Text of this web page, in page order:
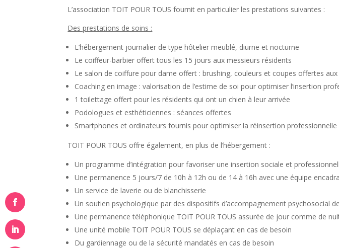
L’association TOIT POUR TOUS fournit en particulier les prestations suivantes :
Des prestations de soins :
L’hébergement journalier de type hôtelier meublé, diurne et nocturne
Le coiffeur-barbier offert tous les 15 jours aux messieurs résidents
Le salon de coiffure pour dame offert : brushing, couleurs et coupes offertes
Coaching en image : valorisation de l’estime de soi pour optimiser l’insertion
1 toilettage offert pour les résidents qui ont un chien à leur arrivée
Podologues et esthéticiennes : séances offertes
Smartphones et ordinateurs fournis pour optimiser la réinsertion professionnelle
TOIT POUR TOUS offre également, en plus de l’hébergement :
Un programme d’intégration pour favoriser une insertion sociale et
Une permanence 5 jours/7 de 10h à 12h ou de 14 à 16h avec une équipe
Un service de laverie ou de blanchisserie
Un soutien psychologique par des dispositifs d’accompagnement psychosocial
Une permanence téléphonique TOIT POUR TOUS assurée de jour comme de
Une unité mobile TOIT POUR TOUS se déplaçant en cas de besoin
Du gardiennage ou de la sécurité mandatés en cas de besoin